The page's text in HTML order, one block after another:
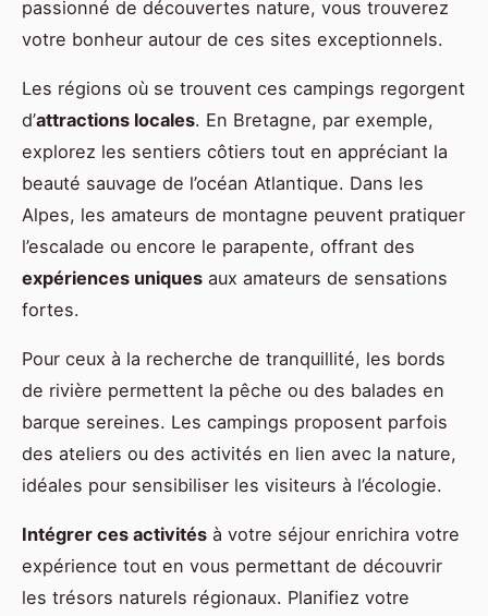
passionné de découvertes nature, vous trouverez
votre bonheur autour de ces sites exceptionnels.
Les régions où se trouvent ces campings regorgent
d’attractions locales. En Bretagne, par exemple,
explorez les sentiers côtiers tout en appréciant la
beauté sauvage de l’océan Atlantique. Dans les
Alpes, les amateurs de montagne peuvent pratiquer
l’escalade ou encore le parapente, offrant des
expériences uniques aux amateurs de sensations
fortes.
Pour ceux à la recherche de tranquillité, les bords
de rivière permettent la pêche ou des balades en
barque sereines. Les campings proposent parfois
des ateliers ou des activités en lien avec la nature,
idéales pour sensibiliser les visiteurs à l’écologie.
Intégrer ces activités à votre séjour enrichira votre
expérience tout en vous permettant de découvrir
les trésors naturels régionaux. Planifiez votre